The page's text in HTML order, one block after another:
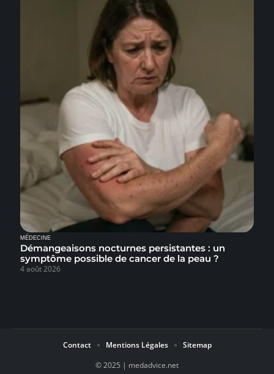
MÉDECINE
Démangeaisons nocturnes persistantes : un
symptôme possible de cancer de la peau ?
4 août 2026
© 2025 | medadvice.net
Contact Mentions Légales Sitemap